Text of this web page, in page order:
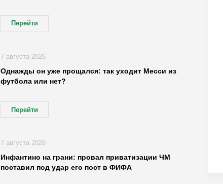
Перейти
Однажды он уже прощался: так уходит Месси из
футбола или нет?
Перейти
7 августа 2026
Инфантино на грани: провал приватизации ЧМ
поставил под удар его пост в ФИФА
7 августа 2026